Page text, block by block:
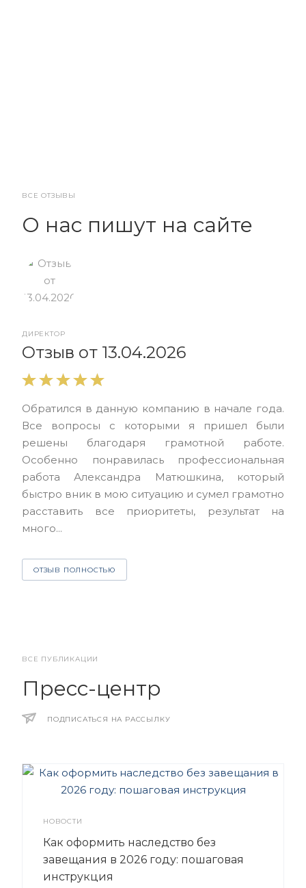
ВСЕ ОТЗЫВЫ
О нас пишут на сайте
ДИРЕКТОР
Отзыв от 13.04.2026
Обратился в данную компанию в начале года.
Все вопросы с которыми я пришел были
решены благодаря грамотной работе.
Особенно понравилась профессиональная
работа Александра Матюшкина, который
быстро вник в мою ситуацию и сумел грамотно
расставить все приоритеты, результат на
много...
ОТЗЫВ ПОЛНОСТЬЮ
ВСЕ ПУБЛИКАЦИИ
Пресс-центр
ПОДПИСАТЬСЯ НА РАССЫЛКУ
НОВОСТИ
Как оформить наследство без
завещания в 2026 году: пошаговая
инструкция